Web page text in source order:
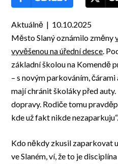
Aktuálně | 10.10.2025
Město Slaný oznámilo změny
vyvěšenou na úřední desce.
základní školou na Komendě
– s novým parkováním,
mají chránit školáky před
dopravy. Rodiče tomu
kde už fakt nikde nezaparkuju“.
Kdo někdy zkusil zaparkovat
ve Slaném, ví, že to je